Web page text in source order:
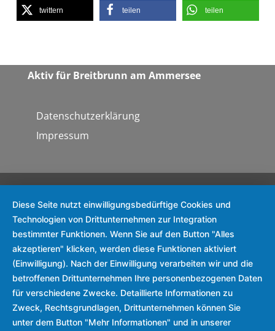
twit­tern tei­len tei­len
Aktiv für Breit­brunn am Ammersee
Datenschutzerklärung
Impressum
Diese Seite nutzt einwilligungsbedürftige Cookies und
Technologien von Drittunternehmen zur Integration
bestimmter Funktionen. Wenn Sie auf den Button "Alles
akzeptieren" klicken, werden diese Funktionen aktiviert
(Einwilligung). Nach der Einwilligung verarbeiten wir und die
betroffenen Drittunternehmen Ihre personenbezogenen Daten
für verschiedene Zwecke. Detaillierte Informationen zu
Zweck, Rechtsgrundlagen, Drittunternehmen können Sie
unter dem Button "Mehr Informationen" und in unserer